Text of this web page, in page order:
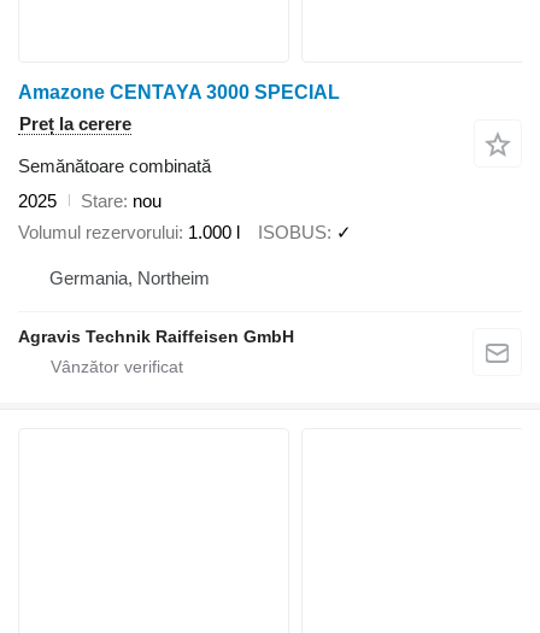
Amazone CENTAYA 3000 SPECIAL
Preț la cerere
Semănătoare combinată
2025
Stare nou
Volumul rezervorului 1.000 l ISOBUS ✓
Germania, Northeim
Agravis Technik Raiffeisen GmbH